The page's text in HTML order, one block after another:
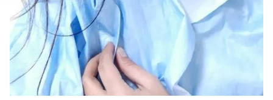
takdirde, kullanıcılara hedefli reklamlar
gösterilmeyecektir."
Sizlere daha iyi bir hizmet sunabilmek için İnternet
Sitemizde kendimize ve üçüncü kişilere ait çerezler
kullanılmaktadır. Bu çerezler vasıtasıyla çeşitli kişisel
verileriniz işlenmekte olup gerekli olan çerezler bilgi